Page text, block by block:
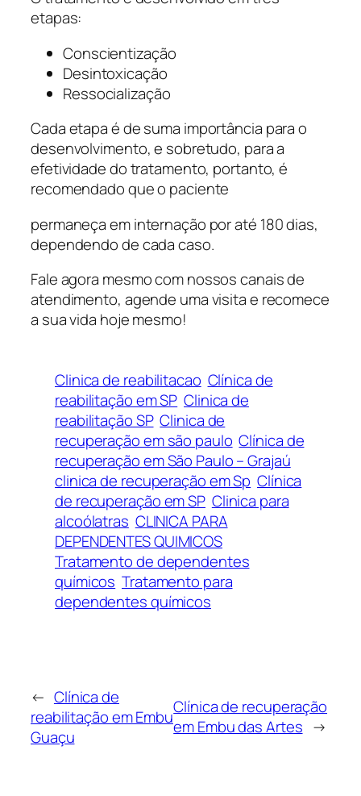
etapas:
Conscientização
Desintoxicação
Ressocialização
Cada etapa é de suma importância para o
desenvolvimento, e sobretudo, para a
efetividade do tratamento, portanto, é
recomendado que o paciente
permaneça em internação por até 180 dias,
dependendo de cada caso.
Fale agora mesmo com nossos canais de
atendimento, agende uma visita e recomece
a sua vida hoje mesmo!
Clinica de reabilitacao Clínica de
reabilitação em SP Clinica de
reabilitação SP Clinica de
recuperação em são paulo Clínica de
recuperação em São Paulo – Grajaú
clinica de recuperação em Sp Clínica
de recuperação em SP Clinica para
alcoólatras CLINICA PARA
DEPENDENTES QUIMICOS
Tratamento de dependentes
químicos Tratamento para
dependentes químicos
← Clínica de
reabilitação em Embu
Guaçu
Clínica de recuperação
em Embu das Artes →